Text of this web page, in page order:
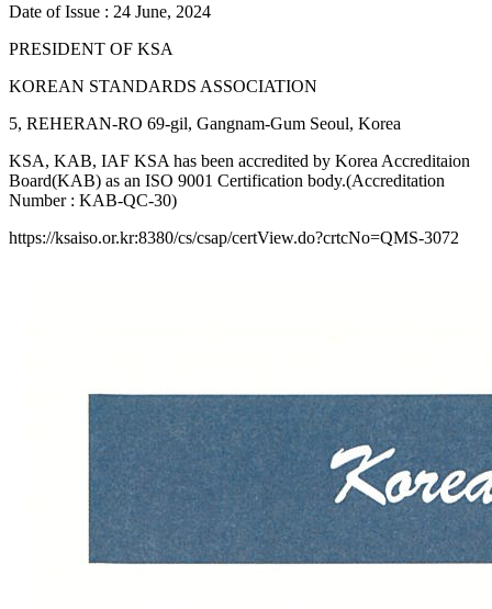
Date of Issue : 24 June, 2024
PRESIDENT OF KSA
KOREAN STANDARDS ASSOCIATION
5, REHERAN-RO 69-gil, Gangnam-Gum Seoul, Korea
KSA, KAB, IAF KSA has been accredited by Korea Accreditaion
Board(KAB) as an ISO 9001 Certification body.(Accreditation
Number : KAB-QC-30)
https://ksaiso.or.kr:8380/cs/csap/certView.do?crtcNo=QMS-3072